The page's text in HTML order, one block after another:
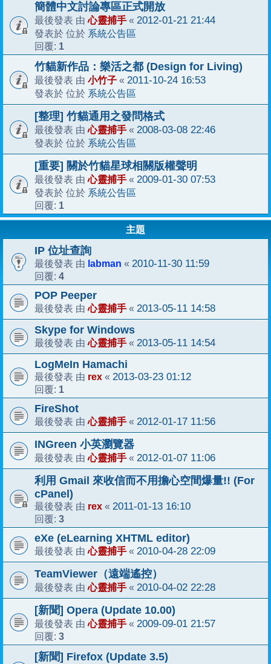
簡體中文討論專區正式開放
最後發表 由心靈捕手 « 2012-01-21 21:44
發表於 位於 系統公告區
回覆: 1
竹貓新作品：樂活之都 (Design for Living)
最後發表 由 小竹子 « 2011-10-24 16:53
發表於 位於 系統公告區
[整理] 竹貓通用之發問格式
最後發表 由心靈捕手 « 2008-03-08 22:46
發表於 位於 系統公告區
[重要] 關於竹貓星球相關版權聲明
最後發表 由心靈捕手 « 2009-01-30 07:53
發表於 位於 系統公告區
回覆: 1
主題
IP 位址查詢
最後發表 由 labman « 2010-11-30 11:59
回覆: 4
POP Peeper
最後發表 由心靈捕手 « 2013-05-11 14:58
Skype for Windows
最後發表 由心靈捕手 « 2013-05-11 14:54
LogMeIn Hamachi
最後發表 由 rex « 2013-03-23 01:12
回覆: 1
FireShot
最後發表 由心靈捕手 « 2012-01-17 11:56
INGreen 小英瀏覽器
最後發表 由心靈捕手 « 2012-01-07 11:06
利用 Gmail 來收信而不用擔心空間爆量!! (For
cPanel)
最後發表 由 rex « 2011-01-13 16:10
回覆: 3
eXe (eLearning XHTML editor)
最後發表 由心靈捕手 « 2010-04-28 22:09
TeamViewer（遠端遙控）
最後發表 由心靈捕手 « 2010-04-02 22:28
[新聞] Opera (Update 10.00)
最後發表 由心靈捕手 « 2009-09-01 21:57
回覆: 3
[新聞] Firefox (Update 3.5)